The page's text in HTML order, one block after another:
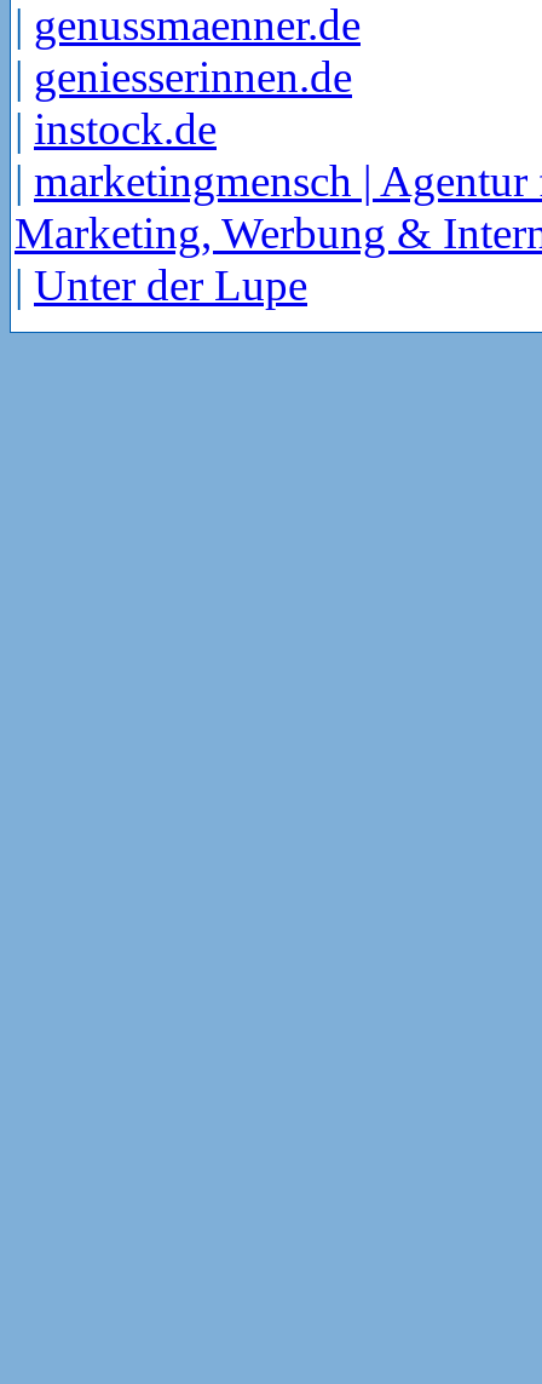
| genussmaenner.de
| geniesserinnen.de
| instock.de
| marketingmensch | Agentur
Marketing, Werbung &
| Unter der Lupe